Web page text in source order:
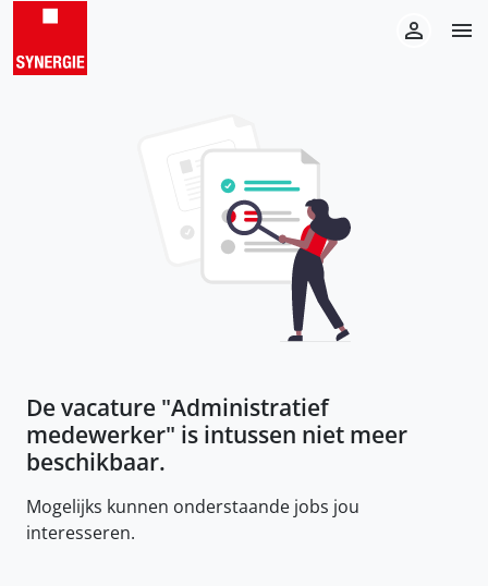
De vacature "Administratief
medewerker" is intussen niet meer
beschikbaar.
Mogelijks kunnen onderstaande jobs jou
interesseren.